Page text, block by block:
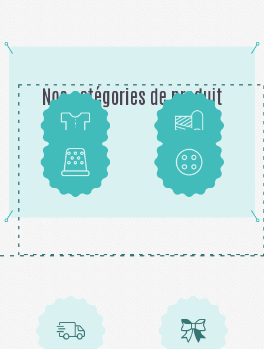
Nos catégories de produit
Patrons Tissus
Mercerie Boutons